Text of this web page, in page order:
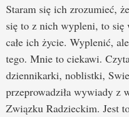
Staram się ich zrozumieć,
się to z nich wypleni, to się
całe ich życie. Wyplenić,
tego. Mnie to ciekawi.
dziennikarki, noblistki,
przeprowadziła wywiady z
Związku Radzieckim. Jest